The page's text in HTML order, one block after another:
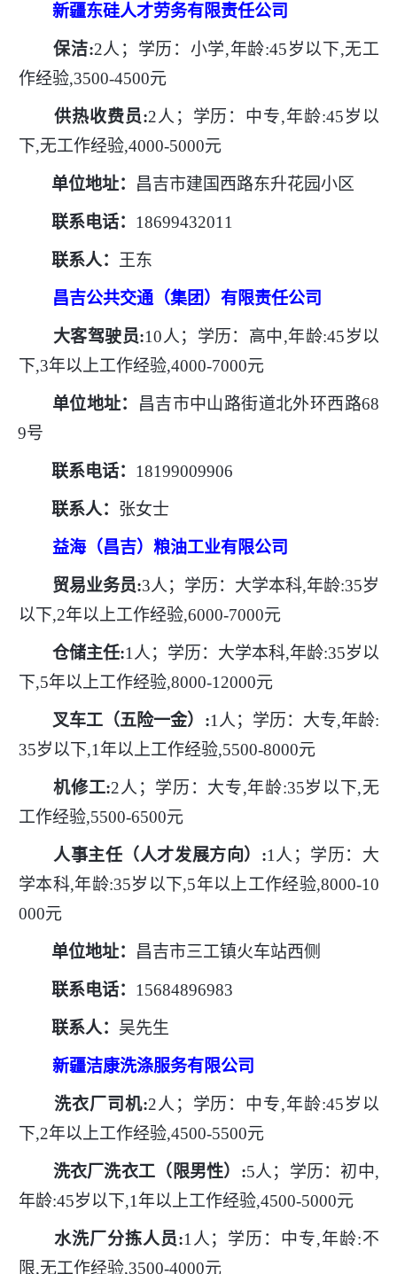
新疆东硅人才劳务有限责任公司
保洁:2人；学历：小学,年龄:45岁以下,无工
作经验,3500-4500元
供热收费员:2人；学历：中专,年龄:45岁以
下,无工作经验,4000-5000元
单位地址： 昌吉市建国西路东升花园小区
联系电话： 18699432011
联系人： 王东
昌吉公共交通（集团）有限责任公司
大客驾驶员:10人；学历：高中,年龄:45岁以
下,3年以上工作经验,4000-7000元
单位地址： 昌吉市中山路街道北外环西路68
9号
联系电话： 18199009906
联系人： 张女士
益海（昌吉）粮油工业有限公司
贸易业务员:3人；学历：大学本科,年龄:35岁
以下,2年以上工作经验,6000-7000元
仓储主任:1人；学历：大学本科,年龄:35岁以
下,5年以上工作经验,8000-12000元
叉车工（五险一金） :1人；学历：大专,年龄:
35岁以下,1年以上工作经验,5500-8000元
机修工:2人；学历：大专,年龄:35岁以下,无
工作经验,5500-6500元
人事主任（人才发展方向） :1人；学历：大
学本科,年龄:35岁以下,5年以上工作经验,8000-10
000元
单位地址： 昌吉市三工镇火车站西侧
联系电话： 15684896983
联系人： 吴先生
新疆洁康洗涤服务有限公司
洗衣厂司机:2人；学历：中专,年龄:45岁以
下,2年以上工作经验,4500-5500元
洗衣厂洗衣工（限男性） :5人；学历：初中,
年龄:45岁以下,1年以上工作经验,4500-5000元
水洗厂分拣人员:1人；学历：中专,年龄:不
限,无工作经验,3500-4000元